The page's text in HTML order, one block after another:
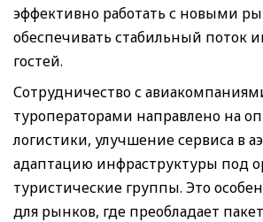
эффективно работать с новыми
обеспечивать стабильный поток
гостей.
Сотрудничество с
туроператорами направлено на
логистики, улучшение сервиса в
адаптацию инфраструктуры под
туристические группы. Это
для рынков, где преобладает